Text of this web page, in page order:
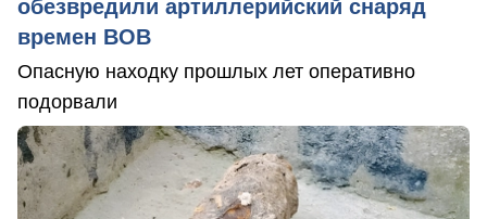
обезвредили артиллерийский снаряд
времен ВОВ
Опасную находку прошлых лет оперативно
подорвали